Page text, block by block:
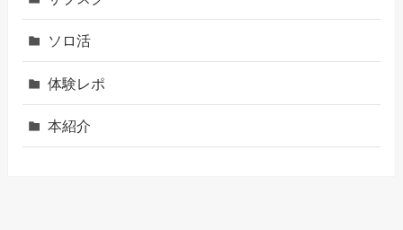
ソロ活
体験レポ
本紹介